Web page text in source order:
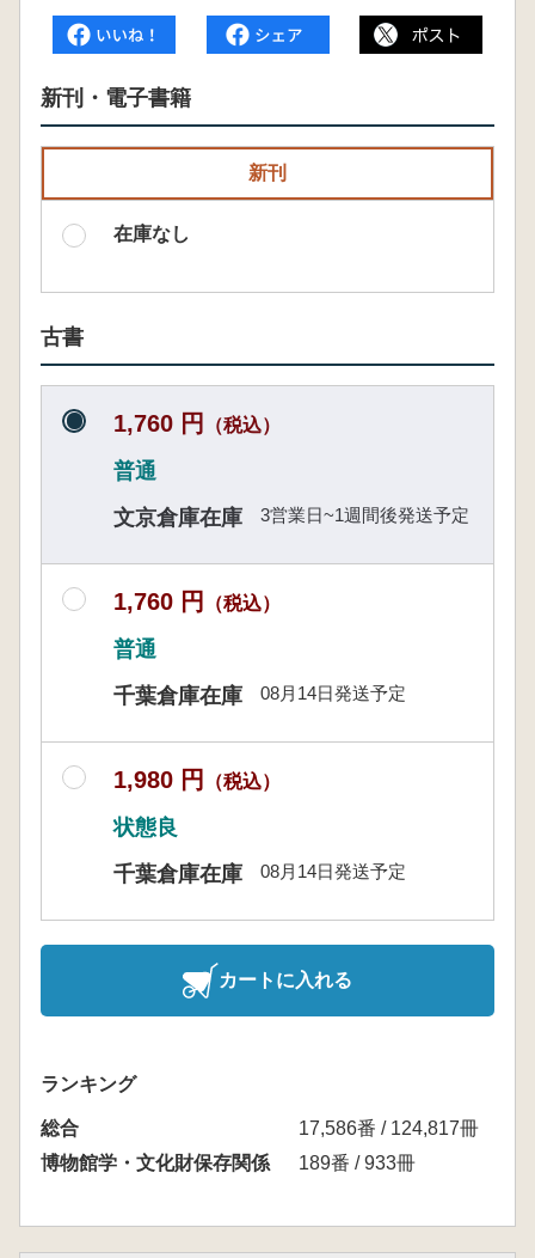
新刊・電子書籍
新刊
在庫なし
古書
1,760 円 （税込）
普通
文京倉庫在庫
3営業日~1週間後発送予定
1,760 円 （税込）
普通
千葉倉庫在庫
08月14日発送予定
1,980 円 （税込）
状態良
千葉倉庫在庫
08月14日発送予定
カートに入れる
ランキング
総合
17,586番 / 124,817冊
博物館学・文化財保存関係
189番 / 933冊